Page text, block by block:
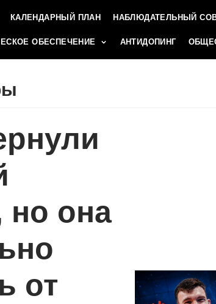
КАЛЕНДАРНЫЙ ПЛАН НАБЛЮДАТЕЛЬНЫЙ
ОБЕСПЕЧЕНИЕ АНТИДОПИНГ
но она
от